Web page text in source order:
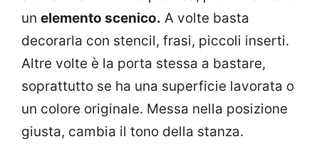
un elemento scenico. A volte basta
decorarla con stencil, frasi, piccoli inserti.
Altre volte è la porta stessa a bastare,
soprattutto se ha una superficie lavorata o
un colore originale. Messa nella posizione
giusta, cambia il tono della stanza.